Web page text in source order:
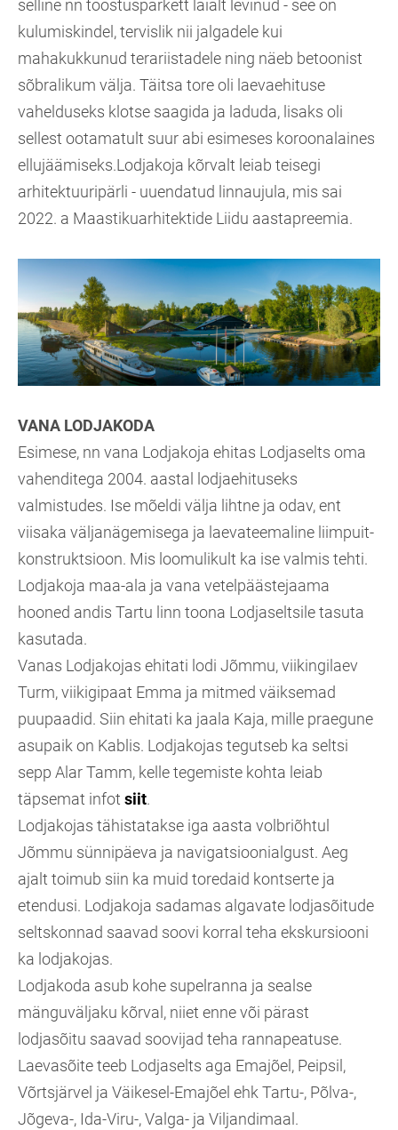
selline nn tööstusparkett laialt levinud - see on
kulumiskindel, tervislik nii jalgadele kui
mahakukkunud terariistadele ning näeb betoonist
sõbralikum välja. Täitsa tore oli laevaehituse
vahelduseks klotse saagida ja laduda, lisaks oli
sellest ootamatult suur abi esimeses koroonalaines
ellujäämiseks.Lodjakoja kõrvalt leiab teisegi
arhitektuuripärli - uuendatud linnaujula, mis sai
2022. a Maastikuarhitektide Liidu aastapreemia.
VANA LODJAKODA
Esimese, nn vana Lodjakoja ehitas Lodjaselts oma
vahenditega 2004. aastal lodjaehituseks
valmistudes. Ise mõeldi välja lihtne ja odav, ent
viisaka väljanägemisega ja laevateemaline liimpuit-
konstruktsioon. Mis loomulikult ka ise valmis tehti.
Lodjakoja maa-ala ja vana vetelpäästejaama
hooned andis Tartu linn toona Lodjaseltsile tasuta
kasutada.
Vanas Lodjakojas ehitati lodi Jõmmu, viikingilaev
Turm, viikigipaat Emma ja mitmed väiksemad
puupaadid. Siin ehitati ka jaala Kaja, mille praegune
asupaik on Kablis. Lodjakojas tegutseb ka seltsi
sepp Alar Tamm, kelle tegemiste kohta leiab
täpsemat infot siit.
Lodjakojas tähistatakse iga aasta volbriõhtul
Jõmmu sünnipäeva ja navigatsioonialgust. Aeg
ajalt toimub siin ka muid toredaid kontserte ja
etendusi. Lodjakoja sadamas algavate lodjasõitude
seltskonnad saavad soovi korral teha ekskursiooni
ka lodjakojas.
Lodjakoda asub kohe supelranna ja sealse
mänguväljaku kõrval, niiet enne või pärast
lodjasõitu saavad soovijad teha rannapeatuse.
Laevasõite teeb Lodjaselts aga Emajõel, Peipsil,
Võrtsjärvel ja Väikesel-Emajõel ehk Tartu-, Põlva-,
Jõgeva-, Ida-Viru-, Valga- ja Viljandimaal.